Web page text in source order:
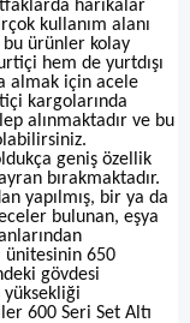
harikalar
kullanım alanı
bu ürünler kolay
hem de yurtdışı
almak için acele
kargolarında
alınmaktadır ve bu
geniş özellik
bırakmaktadır.
yapılmış, bir ya da
bulunan, eşya
ünitesinin 650
gövdesi
yüksekliği
600 Seri Set Altı